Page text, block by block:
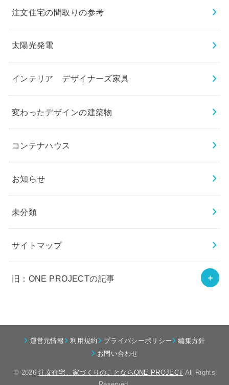
注文住宅の間取りの参考
太陽光発電
インテリア デザイナーズ家具
変わったデザインの建築物
コンテナハウス
お知らせ
未分類
サイトマップ
旧：ONE PROJECTの記事
運営元情報 利用規約 プライバシーポリシー
編集方針
お問い合わせ
© 2026注文住宅、家づくりのことならONE PROJECT All Rights